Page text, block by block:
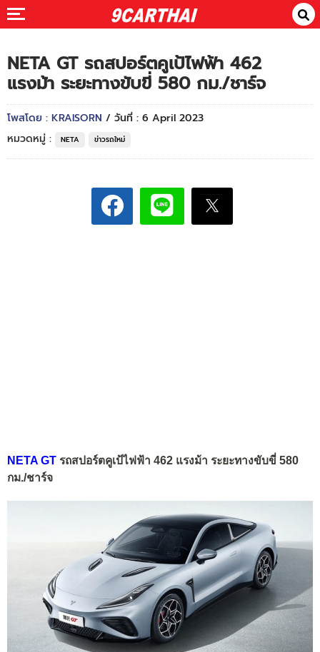
NETA GT รถสปอร์ตคูเป้ไฟฟ้า 462
แรงม้า ระยะทางขับขี่ 580 กม./ชาร์จ
โพสโดย : KRAISORN / วันที่ : 6 April 2023
หมวดหมู่ :
NETA ข่าวรถใหม่
NETA GT รถสปอร์ตคูเป้ไฟฟ้า 462 แรงม้า ระยะทางขับขี่ 580
กม./ชาร์จ